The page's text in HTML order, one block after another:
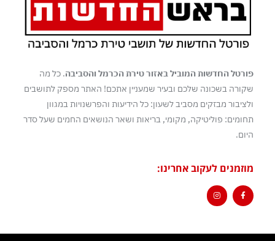
פורטל החדשות המוביל באזור טירת הכרמל והסביבה. כל מה
שקורה בשכונה שלכם ובעיר שמעניין אתכם! האתר מספק לתושבים
ולציבור מבזקים מסביב לשעון: כל הידיעות והפרשנויות במגוון
תחומים: פוליטיקה, מקומי, בריאות ושאר הנושאים החמים שעל סדר
היום.
מוזמנים לעקוב אחרינו: